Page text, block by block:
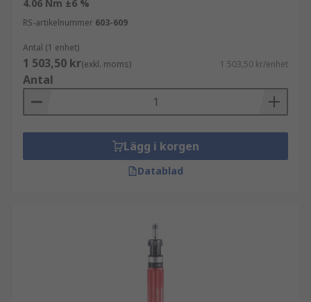
4.06 Nm ±6 %
RS-artikelnummer 603-609
Antal (1 enhet)
1 503,50 kr(exkl. moms) 1 503,50 kr/enhet
Antal
Lägg i korgen
Datablad